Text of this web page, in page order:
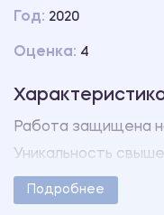
Год: 2020
Оценка: 4
Работа защищена
Уникальность свыше
Работа оформлена
методическими
Подробнее